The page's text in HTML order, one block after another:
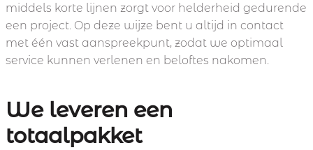
middels korte lijnen zorgt voor helderheid gedurende
een project. Op deze wijze bent u altijd in contact
met één vast aanspreekpunt, zodat we optimaal
service kunnen verlenen en beloftes nakomen.
We leveren een
totaalpakket